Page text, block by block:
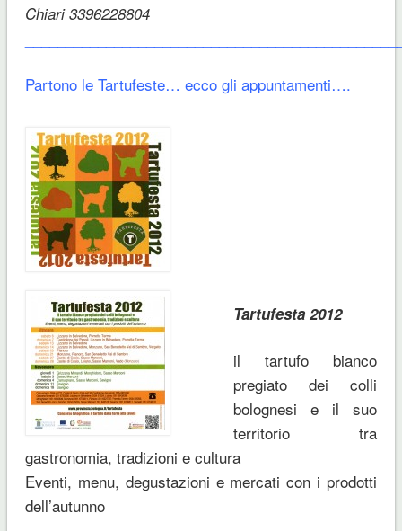
Chiari 3396228804
Partono le Tartufeste… ecco gli appuntamenti….
Tartufesta 2012
il tartufo bianco
pregiato dei colli
bolognesi e il suo
territorio tra
gastronomia, tradizioni e cultura
Eventi, menu, degustazioni e mercati con i prodotti
dell’autunno